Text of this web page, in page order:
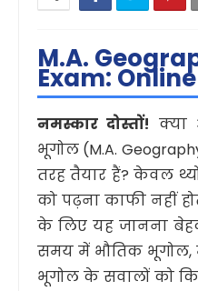
M.A.
Exam:
नमस्कार दोस्तों! क्या
भूगोल (M.A.
तरह तैयार हैं? केवल
को पढ़ना काफी नहीं
के लिए यह जानना
समय में भौतिक भूगोल,
भूगोल के सवालों को